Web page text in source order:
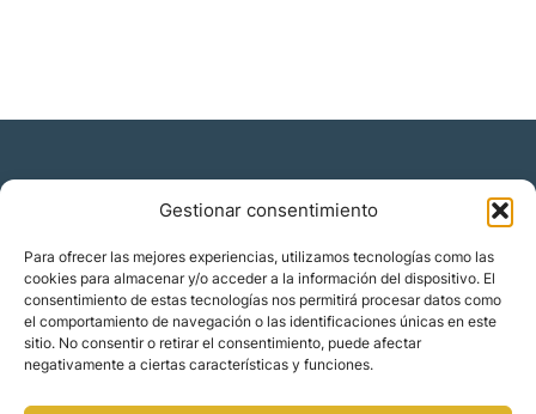
Gestionar consentimiento
Para ofrecer las mejores experiencias, utilizamos tecnologías como las
cookies para almacenar y/o acceder a la información del dispositivo. El
consentimiento de estas tecnologías nos permitirá procesar datos como
el comportamiento de navegación o las identificaciones únicas en este
sitio. No consentir o retirar el consentimiento, puede afectar
negativamente a ciertas características y funciones.
Residencia y ciudadanía
Migración corporativa
Nómadas digitales
Colabora con nosotros
Quiénes somos
Contacto